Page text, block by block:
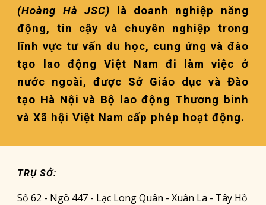
(Hoàng Hà JSC) là doanh nghiệp năng
động, tin cậy và chuyên nghiệp trong
lĩnh vực tư vấn du học, cung ứng và đào
tạo lao động Việt Nam đi làm việc ở
nước ngoài, được Sở Giáo dục và Đào
tạo Hà Nội và Bộ lao động Thương binh
và Xã hội Việt Nam cấp phép hoạt động.
TRỤ SỞ:
Số 62 - Ngõ 447 - Lạc Long Quân - Xuân La - Tây Hồ